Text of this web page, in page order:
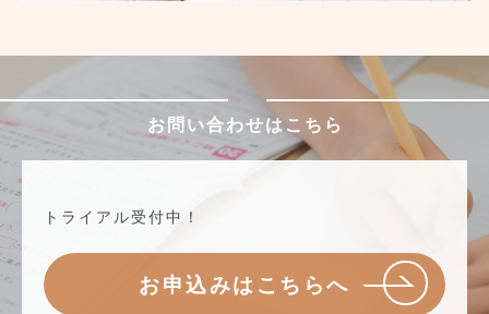
お問い合わせはこちら
トライアル受付中！
お申込みはこちらへ